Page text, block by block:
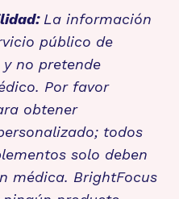
La información
público de
no pretende
Por favor
obtener
todos
solo deben
médica. BrightFocus